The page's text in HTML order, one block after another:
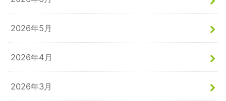
2026年5月
2026年4月
2026年3月